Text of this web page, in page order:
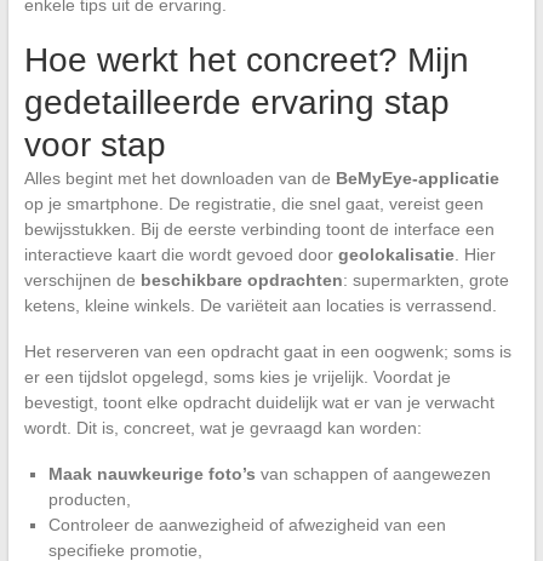
enkele tips uit de ervaring.
Hoe werkt het concreet? Mijn
gedetailleerde ervaring stap
voor stap
Alles begint met het downloaden van de BeMyEye-applicatie
op je smartphone. De registratie, die snel gaat, vereist geen
bewijsstukken. Bij de eerste verbinding toont de interface een
interactieve kaart die wordt gevoed door geolokalisatie. Hier
verschijnen de beschikbare opdrachten: supermarkten, grote
ketens, kleine winkels. De variëteit aan locaties is verrassend.
Het reserveren van een opdracht gaat in een oogwenk; soms is
er een tijdslot opgelegd, soms kies je vrijelijk. Voordat je
bevestigt, toont elke opdracht duidelijk wat er van je verwacht
wordt. Dit is, concreet, wat je gevraagd kan worden:
Maak nauwkeurige foto’s van schappen of aangewezen
producten,
Controleer de aanwezigheid of afwezigheid van een
specifieke promotie,